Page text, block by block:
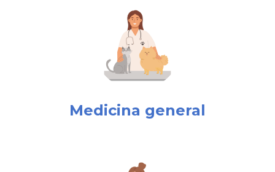
Medicina general